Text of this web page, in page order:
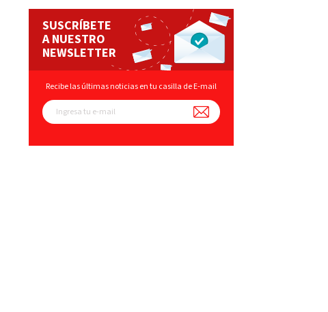
SUSCRÍBETE
A NUESTRO
NEWSLETTER
Recibe las últimas noticias en tu casilla de E-mail